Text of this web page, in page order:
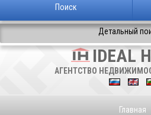
Детальный
IDEAL
АГЕНТСТВО
Главная